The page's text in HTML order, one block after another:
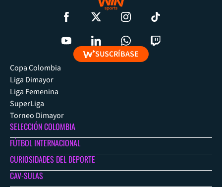
SUSCRÍBASE
Copa Colombia
Liga Dimayor
Liga Femenina
SuperLiga
Torneo Dimayor
SELECCIÓN COLOMBIA
FÚTBOL INTERNACIONAL
CURIOSIDADES DEL DEPORTE
CAV-SULAS